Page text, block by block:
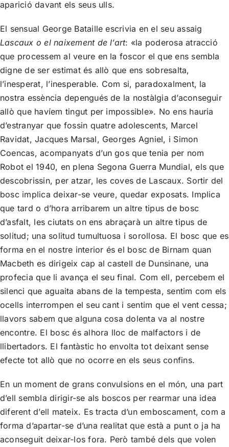
aparició davant els seus ulls.
El sensual George Bataille escrivia en el seu assaig
Lascaux o el naixement de l’art: «la poderosa atracció
que processem al veure en la foscor el que ens sembla
digne de ser estimat és allò que ens sobresalta,
l’inesperat, l’inesperable. Com si, paradoxalment, la
nostra essència depengués de la nostàlgia d’aconseguir
allò que havíem tingut per impossible». No ens hauria
d’estranyar que fossin quatre adolescents, Marcel
Ravidat, Jacques Marsal, Georges Agniel, i Simon
Coencas, acompanyats d’un gos que tenia per nom
Robot el 1940, en plena Segona Guerra Mundial, els que
descobrissin, per atzar, les coves de Lascaux. Sortir del
bosc implica deixar-se veure, quedar exposats. Implica
que tard o d’hora arribarem un altre tipus de bosc
d’asfalt, les ciutats on ens abraçarà un altre tipus de
solitud; una solitud tumultuosa i sorollosa. El bosc que es
forma en el nostre interior és el bosc de Birnam quan
Macbeth es dirigeix cap al castell de Dunsinane, una
profecia que li avança el seu final. Com ell, percebem el
silenci que aguaita abans de la tempesta, sentim com els
ocells interrompen el seu cant i sentim que el vent cessa;
llavors sabem que alguna cosa dolenta va al nostre
encontre. El bosc és alhora lloc de malfactors i de
llibertadors. El fantàstic ho envolta tot deixant sense
efecte tot allò que no ocorre en els seus confins.
En un moment de grans convulsions en el món, una part
d’ell sembla dirigir-se als boscos per rearmar una idea
diferent d’ell mateix. Es tracta d’un emboscament, com a
forma d’apartar-se d’una realitat que està a punt o ja ha
aconseguit deixar-los fora. Però també dels que volen